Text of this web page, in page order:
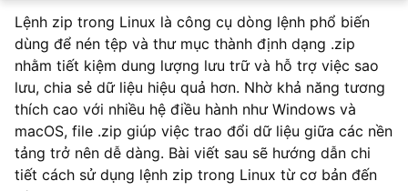
Lệnh zip trong Linux là công cụ dòng lệnh phổ biến
dùng để nén tệp và thư mục thành định dạng .zip
nhằm tiết kiệm dung lượng lưu trữ và hỗ trợ việc sao
lưu, chia sẻ dữ liệu hiệu quả hơn. Nhờ khả năng tương
thích cao với nhiều hệ điều hành như Windows và
macOS, file .zip giúp việc trao đổi dữ liệu giữa các nền
tảng trở nên dễ dàng. Bài viết sau sẽ hướng dẫn chi
tiết cách sử dụng lệnh zip trong Linux từ cơ bản đến